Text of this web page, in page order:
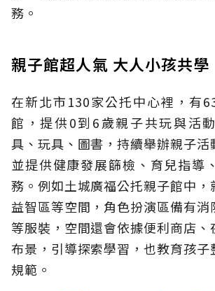
務。
親子館超人氣 大人小孩共學
在新北市130家公托中心裡，有
館，提供0到6歲親子共玩與活
具、玩具、圖書，持續舉辦親子活
並提供健康發展篩檢、育兒指導
務。例如土城廣福公托親子館中，
益智區等空間，角色扮演區備有消
等服裝，空間還會依據便利商店、
布景，引導探索學習，也教育孩子
規範。